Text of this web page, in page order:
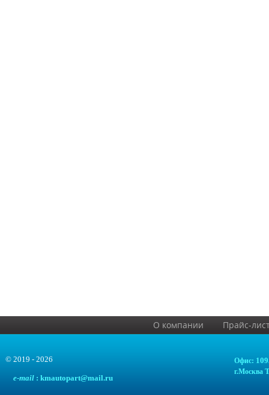
© 2019 - 2026 Офис:
г.Москва
e-mail : kmautopart@mail.ru
О компании Прайс-